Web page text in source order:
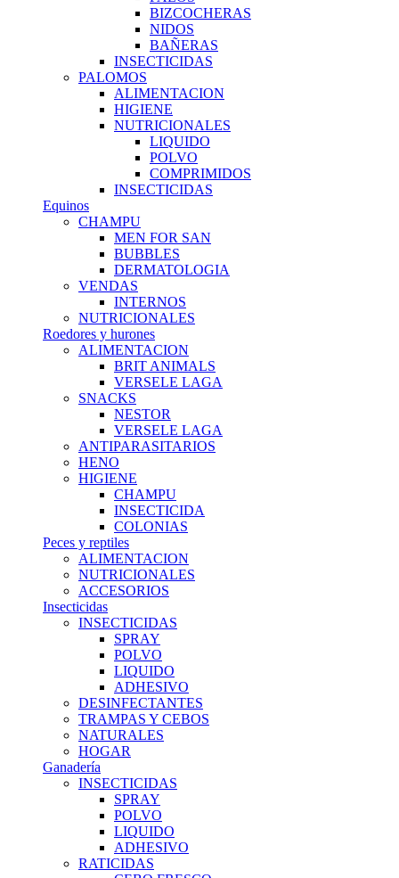
BIZCOCHERAS
NIDOS
BAÑERAS
INSECTICIDAS
PALOMOS
ALIMENTACION
HIGIENE
NUTRICIONALES
LIQUIDO
POLVO
COMPRIMIDOS
INSECTICIDAS
Equinos
CHAMPU
MEN FOR SAN
BUBBLES
DERMATOLOGIA
VENDAS
INTERNOS
NUTRICIONALES
Roedores y hurones
ALIMENTACION
BRIT ANIMALS
VERSELE LAGA
SNACKS
NESTOR
VERSELE LAGA
ANTIPARASITARIOS
HENO
HIGIENE
CHAMPU
INSECTICIDA
COLONIAS
Peces y reptiles
ALIMENTACION
NUTRICIONALES
ACCESORIOS
Insecticidas
INSECTICIDAS
SPRAY
POLVO
LIQUIDO
ADHESIVO
DESINFECTANTES
TRAMPAS Y CEBOS
NATURALES
HOGAR
Ganadería
INSECTICIDAS
SPRAY
POLVO
LIQUIDO
ADHESIVO
RATICIDAS